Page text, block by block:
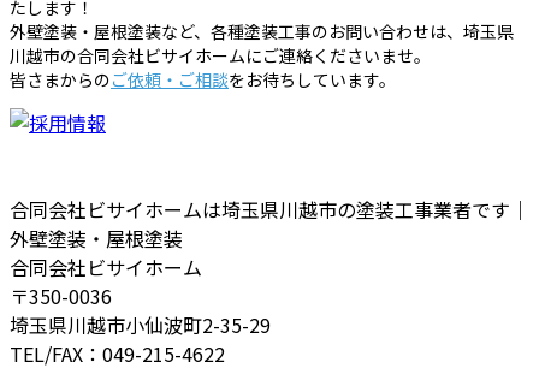
たします！
外壁塗装・屋根塗装など、各種塗装工事のお問い合わせは、埼玉県
川越市の合同会社ビサイホームにご連絡くださいませ。
皆さまからのご依頼・ご相談をお待ちしています。
合同会社ビサイホームは埼玉県川越市の塗装工事業者です｜
外壁塗装・屋根塗装
合同会社ビサイホーム
〒350-0036
埼玉県川越市小仙波町2-35-29
TEL/FAX：049-215-4622